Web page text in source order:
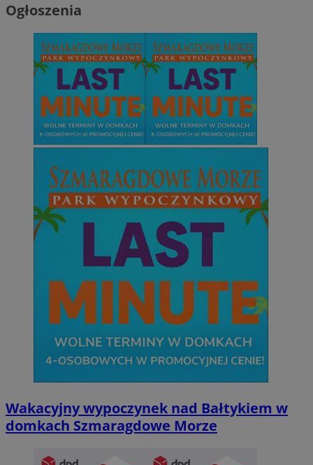
Ogłoszenia
Wakacyjny wypoczynek nad Bałtykiem w
domkach Szmaragdowe Morze